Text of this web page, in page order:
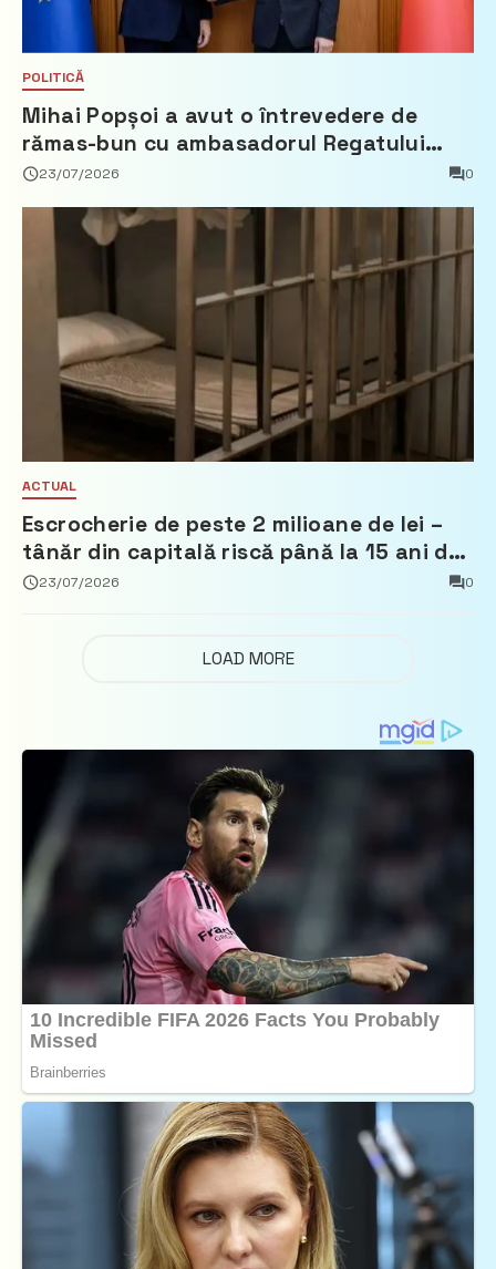
POLITICĂ
Mihai Popșoi a avut o întrevedere de
rămas-bun cu ambasadorul Regatului
Țărilor de Jos, Fred Duijn
23/07/2026 0
ACTUAL
Escrocherie de peste 2 milioane de lei –
tânăr din capitală riscă până la 15 ani de
închisoare
23/07/2026 0
LOAD MORE